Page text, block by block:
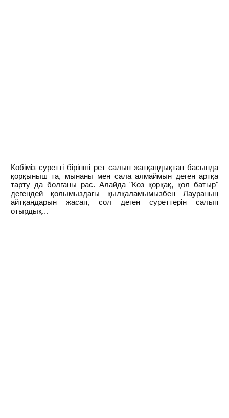
Көбіміз суретті бірінші рет салып жатқандықтан басында
қорқыныш та, мынаны мен сала алмаймын деген артқа
тарту да болғаны рас. Алайда "Көз қорқақ, қол батыр"
дегендей қолымыздағы қылқаламымызбен Лаураның
айтқандарын жасап, сол деген суреттерін салып
отырдық...